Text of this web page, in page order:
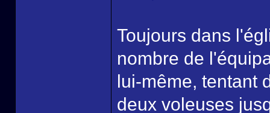
Toujours dans
nombre de
lui-même, tentant
deux voleuses